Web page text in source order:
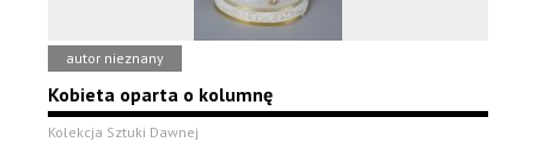
autor nieznany
Kobieta oparta o kolumnę
Kolekcja Sztuki Dawnej